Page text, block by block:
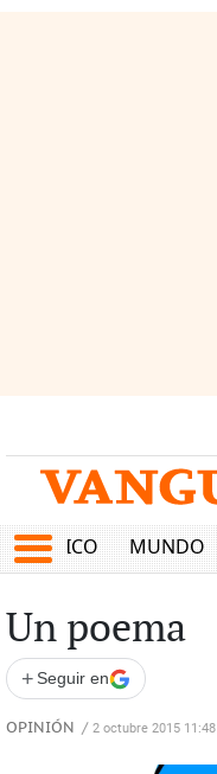
MÉXICO MUNDO
Un poema
+ Seguir en
OPINIÓN / 2 octubre 2015 11:48